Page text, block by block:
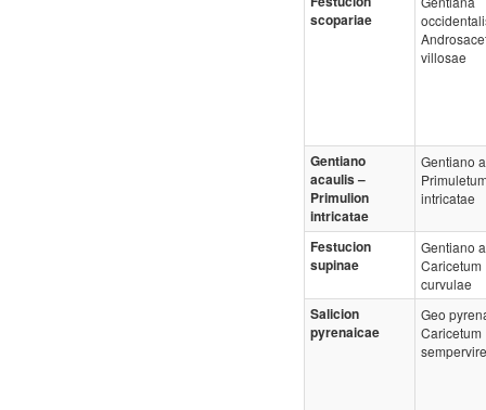
scopariae
villosae
Gentiano
acaulis –
Primulion
intricatae
Gentiano
intricatae
Festucion
supinae
Gentiano
Caricetum
curvulae
Salicion
pyrenaicae
Geo
Caricetum